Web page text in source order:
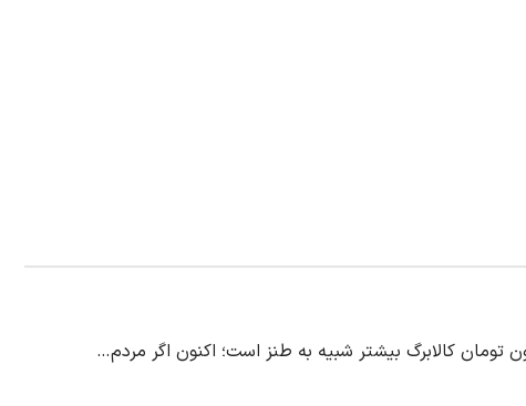
کالابرگ بیشتر شبیه به طنز است؛ اکنون اگر مردم…